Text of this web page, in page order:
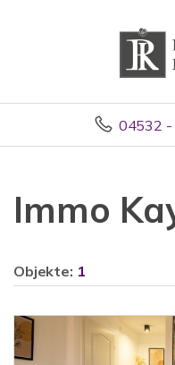
04532 -
Immo
Objekte: 1